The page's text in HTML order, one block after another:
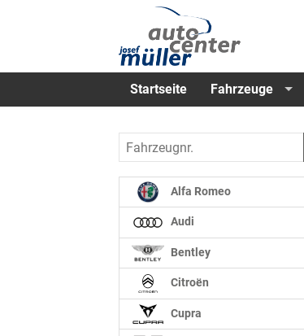
Startseite Fahrzeuge
Fahrzeugnr.
Alfa Romeo
Audi
Bentley
Citroën
Cupra